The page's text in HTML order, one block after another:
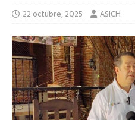
22 octubre, 2025 ASICH